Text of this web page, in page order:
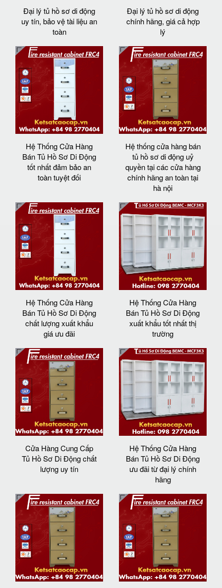
Đại lý tủ hồ sơ di động
uy tín, bảo vệ tài liệu an
toàn
Đại lý tủ hồ sơ di động
chính hãng, giá cả hợp
lý
Hệ Thống Cửa Hàng
Bán Tủ Hồ Sơ Di Động
tốt nhất đảm bảo an
toàn tuyệt đối
Hệ thống cửa hàng bán
tủ hồ sơ di động uỷ
quyền tại các cửa hàng
chính hãng an toàn tại
hà nội
Hệ Thống Cửa Hàng
Bán Tủ Hồ Sơ Di Động
chất lượng xuất khẩu
giá ưu đãi
Hệ Thống Cửa Hàng
Bán Tủ Hồ Sơ Di Động
xuất khẩu tốt nhất thị
trường
Cửa Hàng Cung Cấp
Tủ Hồ Sơ Di Động chất
lượng uy tín
Hệ Thống Cửa Hàng
Bán Tủ Hồ Sơ Di Động
ưu đãi từ đại lý chính
hãng